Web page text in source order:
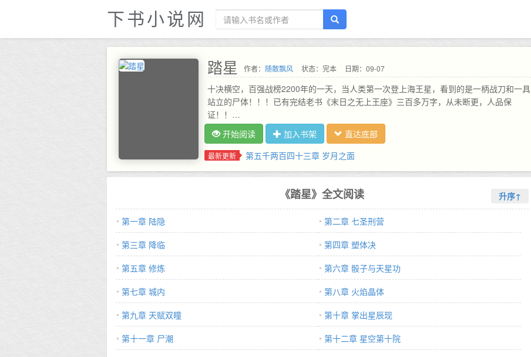
下书小说网
踏星 作者： 随散飘风 状态：完本 日期：09-07
十决横空，百强战榜2200年的一天，当人类第一次登上海王星，看到的是一柄战刀和一具
站立的尸体！！！已有完结老书《末日之无上王座》三百多万字，从未断更，人品保
证！！…
开始阅读
加入书架 直达底部
最新更新 第五千两百四十三章 岁月之面
《踏星》全文阅读 升序↑
第一章 陆隐
第二章 七圣刑营
第三章 降临
第四章 塑体决
第五章 修炼
第六章 骰子与天星功
第七章 城内
第八章 火焰晶体
第九章 天赋双瞳
第十章 掌出星辰现
第十一章 尸潮
第十二章 星空第十院